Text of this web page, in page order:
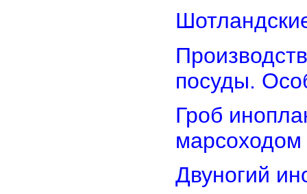
посуды.
Гроб
марсоходом
Двуногий